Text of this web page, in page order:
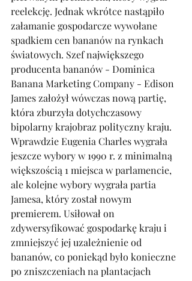
reelekcję. Jednak wkrótce nastąpiło
załamanie gospodarcze wywołane
spadkiem cen bananów na rynkach
światowych. Szef największego
producenta bananów - Dominica
Banana Marketing Company - Edison
James założył wówczas nową partię,
która zburzyła dotychczasowy
bipolarny krajobraz polityczny kraju.
Wprawdzie Eugenia Charles wygrała
jeszcze wybory w 1990 r. z minimalną
większością 1 miejsca w parlamencie,
ale kolejne wybory wygrała partia
Jamesa, który został nowym
premierem. Usiłował on
zdywersyfikować gospodarkę kraju i
zmniejszyć jej uzależnienie od
bananów, co poniekąd było konieczne
po zniszczeniach na plantacjach